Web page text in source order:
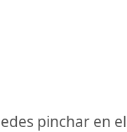
pinchar en